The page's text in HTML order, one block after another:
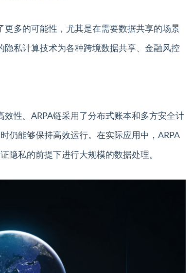
更多的可能性，尤其是在需要数据共享的场景
隐私计算技术为各种跨境数据共享、金融风控
性。ARPA链采用了分布式账本和多方安全计
仍能够保持高效运行。在实际应用中，ARPA
隐私的前提下进行大规模的数据处理。